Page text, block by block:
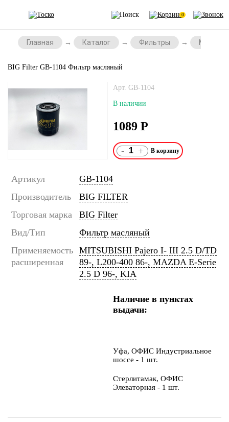
0
Главная Каталог Фильтры
BIG Filter GB-1104 Фильтр масляный
Арт. GB-1104
В наличии
1089 Р
- +
Артикул
GB-1104
Производитель
BIG FILTER
Торговая марка
BIG Filter
Вид/Тип
Фильтр масляный
Применяемость
расширенная
MITSUBISHI Pajero I- III 2.5 D/TD
89-, L200-400 86-, MAZDA E-Serie
2.5 D 96-, KIA
Наличие в пунктах
выдачи:
Уфа, ОФИС Индустриальное
шоссе - 1 шт.
Стерлитамак, ОФИС
Элеваторная - 1 шт.